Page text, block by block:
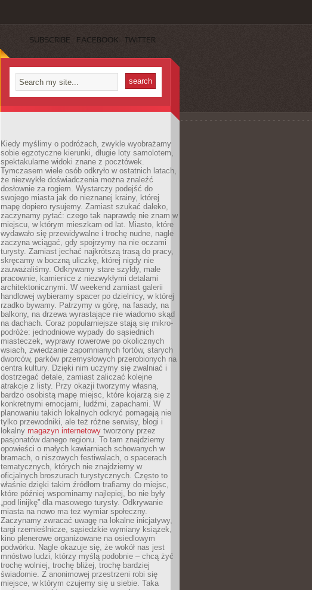
SUBSCRIBE FACEBOOK TWITTER
Kiedy myślimy o podróżach, zwykle wyobrażamy
sobie egzotyczne kierunki, długie loty samolotem,
spektakularne widoki znane z pocztówek.
Tymczasem wiele osób odkryło w ostatnich latach,
że niezwykłe doświadczenia można znaleźć
dosłownie za rogiem. Wystarczy podejść do
swojego miasta jak do nieznanej krainy, której
mapę dopiero rysujemy. Zamiast szukać daleko,
zaczynamy pytać: czego tak naprawdę nie znam w
miejscu, w którym mieszkam od lat. Miasto, które
wydawało się przewidywalne i trochę nudne, nagle
zaczyna wciągać, gdy spojrzymy na nie oczami
turysty. Zamiast jechać najkrótszą trasą do pracy,
skręcamy w boczną uliczkę, której nigdy nie
zauważaliśmy. Odkrywamy stare szyldy, małe
pracownie, kamienice z niezwykłymi detalami
architektonicznymi. W weekend zamiast galerii
handlowej wybieramy spacer po dzielnicy, w której
rzadko bywamy. Patrzymy w górę, na fasady, na
balkony, na drzewa wyrastające nie wiadomo skąd
na dachach. Coraz popularniejsze stają się mikro-
podróże: jednodniowe wypady do sąsiednich
miasteczek, wyprawy rowerowe po okolicznych
wsiach, zwiedzanie zapomnianych fortów, starych
dworców, parków przemysłowych przerobionych na
centra kultury. Dzięki nim uczymy się zwalniać i
dostrzegać detale, zamiast zaliczać kolejne
atrakcje z listy. Przy okazji tworzymy własną,
bardzo osobistą mapę miejsc, które kojarzą się z
konkretnymi emocjami, ludźmi, zapachami. W
planowaniu takich lokalnych odkryć pomagają nie
tylko przewodniki, ale też różne serwisy, blogi i
lokalny magazyn internetowy tworzony przez
pasjonatów danego regionu. To tam znajdziemy
opowieści o małych kawiarniach schowanych w
bramach, o niszowych festiwalach, o spacerach
tematycznych, których nie znajdziemy w
oficjalnych broszurach turystycznych. Często to
właśnie dzięki takim źródłom trafiamy do miejsc,
które później wspominamy najlepiej, bo nie były
„pod linijkę” dla masowego turysty. Odkrywanie
miasta na nowo ma też wymiar społeczny.
Zaczynamy zwracać uwagę na lokalne inicjatywy,
targi rzemieślnicze, sąsiedzkie wymiany książek,
kino plenerowe organizowane na osiedlowym
podwórku. Nagle okazuje się, że wokół nas jest
mnóstwo ludzi, którzy myślą podobnie – chcą żyć
trochę wolniej, trochę bliżej, trochę bardziej
świadomie. Z anonimowej przestrzeni robi się
miejsce, w którym czujemy się u siebie. Taka